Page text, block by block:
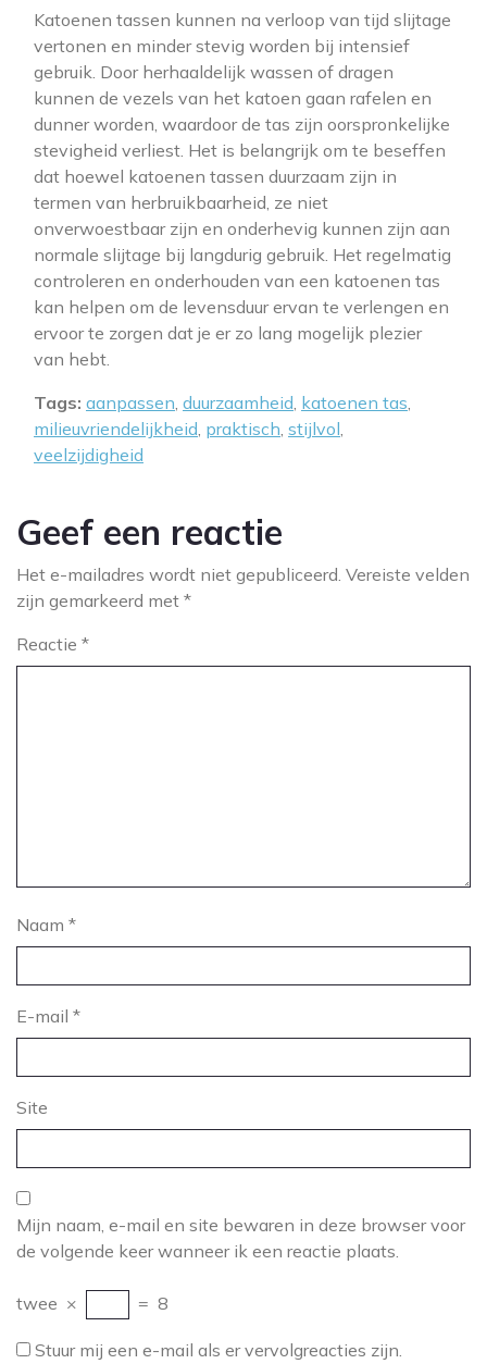
Katoenen tassen kunnen na verloop van tijd slijtage
vertonen en minder stevig worden bij intensief
gebruik. Door herhaaldelijk wassen of dragen
kunnen de vezels van het katoen gaan rafelen en
dunner worden, waardoor de tas zijn oorspronkelijke
stevigheid verliest. Het is belangrijk om te beseffen
dat hoewel katoenen tassen duurzaam zijn in
termen van herbruikbaarheid, ze niet
onverwoestbaar zijn en onderhevig kunnen zijn aan
normale slijtage bij langdurig gebruik. Het regelmatig
controleren en onderhouden van een katoenen tas
kan helpen om de levensduur ervan te verlengen en
ervoor te zorgen dat je er zo lang mogelijk plezier
van hebt.
Tags: aanpassen, duurzaamheid, katoenen tas,
milieuvriendelijkheid, praktisch, stijlvol,
veelzijdigheid
Geef een reactie
Het e-mailadres wordt niet gepubliceerd. Vereiste velden
zijn gemarkeerd met *
Reactie *
Naam *
E-mail *
Site
Mijn naam, e-mail en site bewaren in deze browser voor
de volgende keer wanneer ik een reactie plaats.
twee × = 8
Stuur mij een e-mail als er vervolgreacties zijn.